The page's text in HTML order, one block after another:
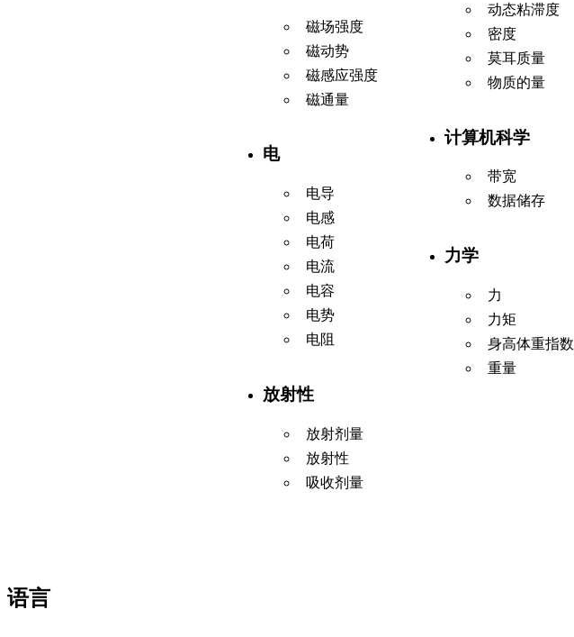
磁场强度
磁动势
磁感应强度
磁通量
电
电导
电感
电荷
电流
电容
电势
电阻
放射性
放射剂量
放射性
吸收剂量
动态粘滞度
密度
莫耳质量
物质的量
计算机科学
带宽
数据储存
力学
力
力矩
身高体重指数
重量
语言